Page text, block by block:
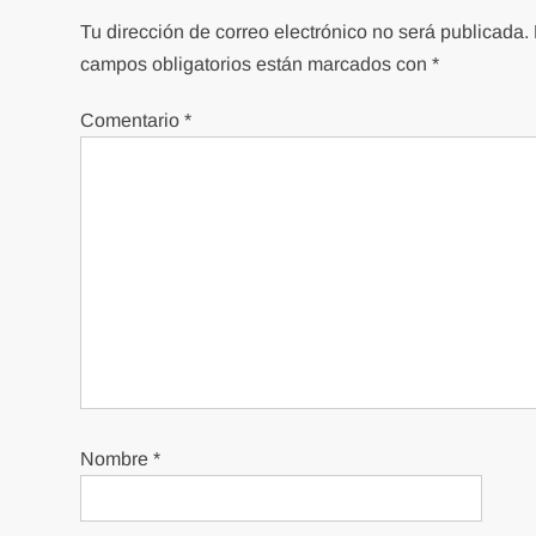
Tu dirección de correo electrónico no será publicada.
campos obligatorios están marcados con*
Comentario*
Nombre*